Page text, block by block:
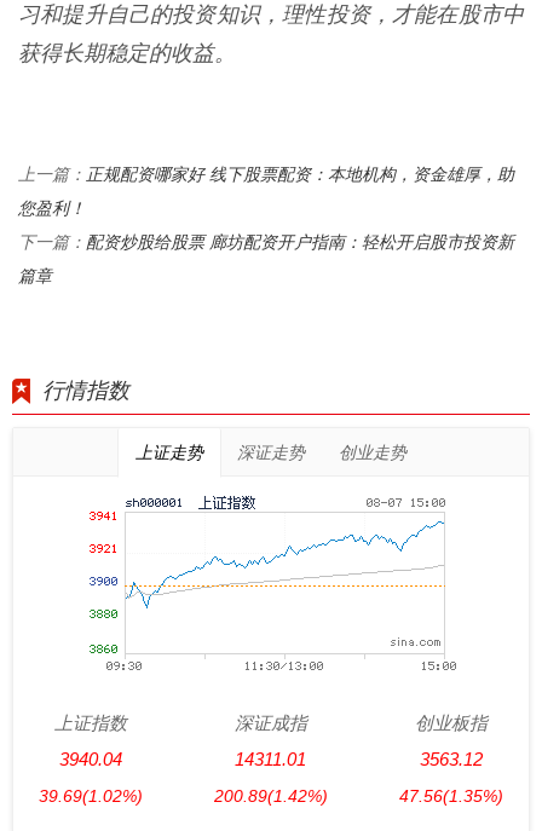
习和提升自己的投资知识，理性投资，才能在股市中
获得长期稳定的收益。
上一篇： 正规配资哪家好 线下股票配资：本地机构，资金雄厚，助
您盈利！
下一篇： 配资炒股给股票 廊坊配资开户指南：轻松开启股市投资新
篇章
行情指数
上证走势 深证走势 创业走势
上证指数
3940.04
39.69(1.02%)
深证成指
14311.01
200.89(1.42%)
创业板指
3563.12
47.56(1.35%)